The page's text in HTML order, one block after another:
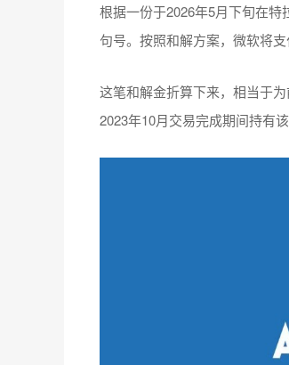
根据一份于2026年5月下旬在
句号。按照和解方案，微软将
这笔和解金折算下来，相当于
2023年10月交易完成期间持有